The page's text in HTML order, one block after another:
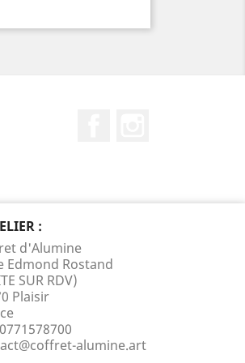
:
d'Alumine
Edmond Rostand
SUR RDV)
Plaisir
0771578700
alumine.art